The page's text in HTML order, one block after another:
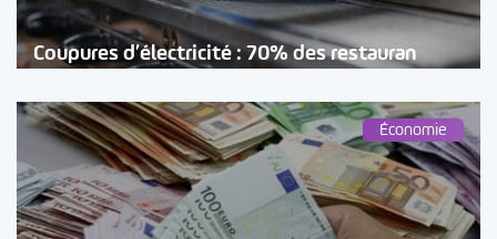
Coupures d’électricité : 70% des restauran
Économie